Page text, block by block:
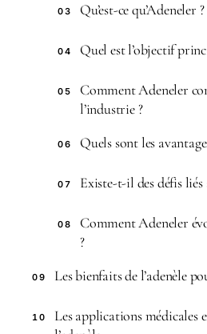
03 Qu’est-ce qu’Adeneler ?
04 Quel est l’objectif
05
Comment Adeneler
l’industrie ?
06 Quels sont les
07 Existe-t-il des défis liés
08
Comment Adeneler
?
09 Les bienfaits de l’adenèle
10
Les applications médicales